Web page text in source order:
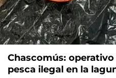
Chascomús:
pesca ilegal en la